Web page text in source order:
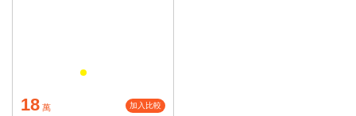
18 萬 加入比較